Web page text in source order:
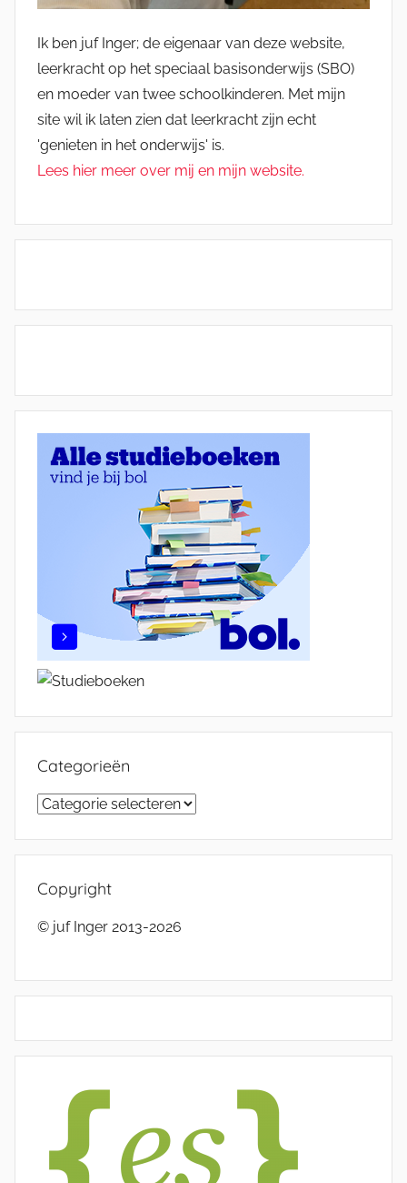
Ik ben juf Inger; de eigenaar van deze website,
leerkracht op het speciaal basisonderwijs (SBO)
en moeder van twee schoolkinderen. Met mijn
site wil ik laten zien dat leerkracht zijn echt
'genieten in het onderwijs' is.
Lees hier meer over mij en mijn website.
Categorieën
Categorieën
Copyright
© juf Inger 2013-2026